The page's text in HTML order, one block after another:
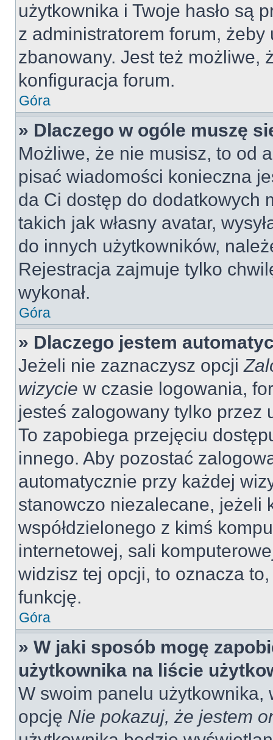
użytkownika i Twoje hasło są
z administratorem forum, żeby
zbanowany. Jest też możliwe,
konfiguracja forum.
Góra
» Dlaczego w ogóle muszę
Możliwe, że nie musisz, to od
pisać wiadomości konieczna
da Ci dostęp do dodatkowych
takich jak własny avatar,
do innych użytkowników,
Rejestracja zajmuje tylko
wykonał.
Góra
» Dlaczego jestem
Jeżeli nie zaznaczysz opcji
wizycie w czasie logowania,
jesteś zalogowany tylko przez
To zapobiega przejęciu
innego. Aby pozostać
automatycznie przy każdej
stanowczo niezalecane, jeżeli
współdzielonego z kimś
internetowej, sali
widzisz tej opcji, to oznacza
funkcję.
Góra
» W jaki sposób mogę
użytkownika na liście
W swoim panelu użytkownika,
opcję Nie pokazuj, że jestem